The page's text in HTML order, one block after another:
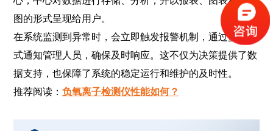
图的形式呈现给用户。
在系统监测到异常时，会立即触发报警机制，通过多种方
式通知管理人员，确保及时响应。这不仅为决策提供了数
据支持，也保障了系统的稳定运行和维护的及时性。
推荐阅读： 负氧离子检测仪性能如何？